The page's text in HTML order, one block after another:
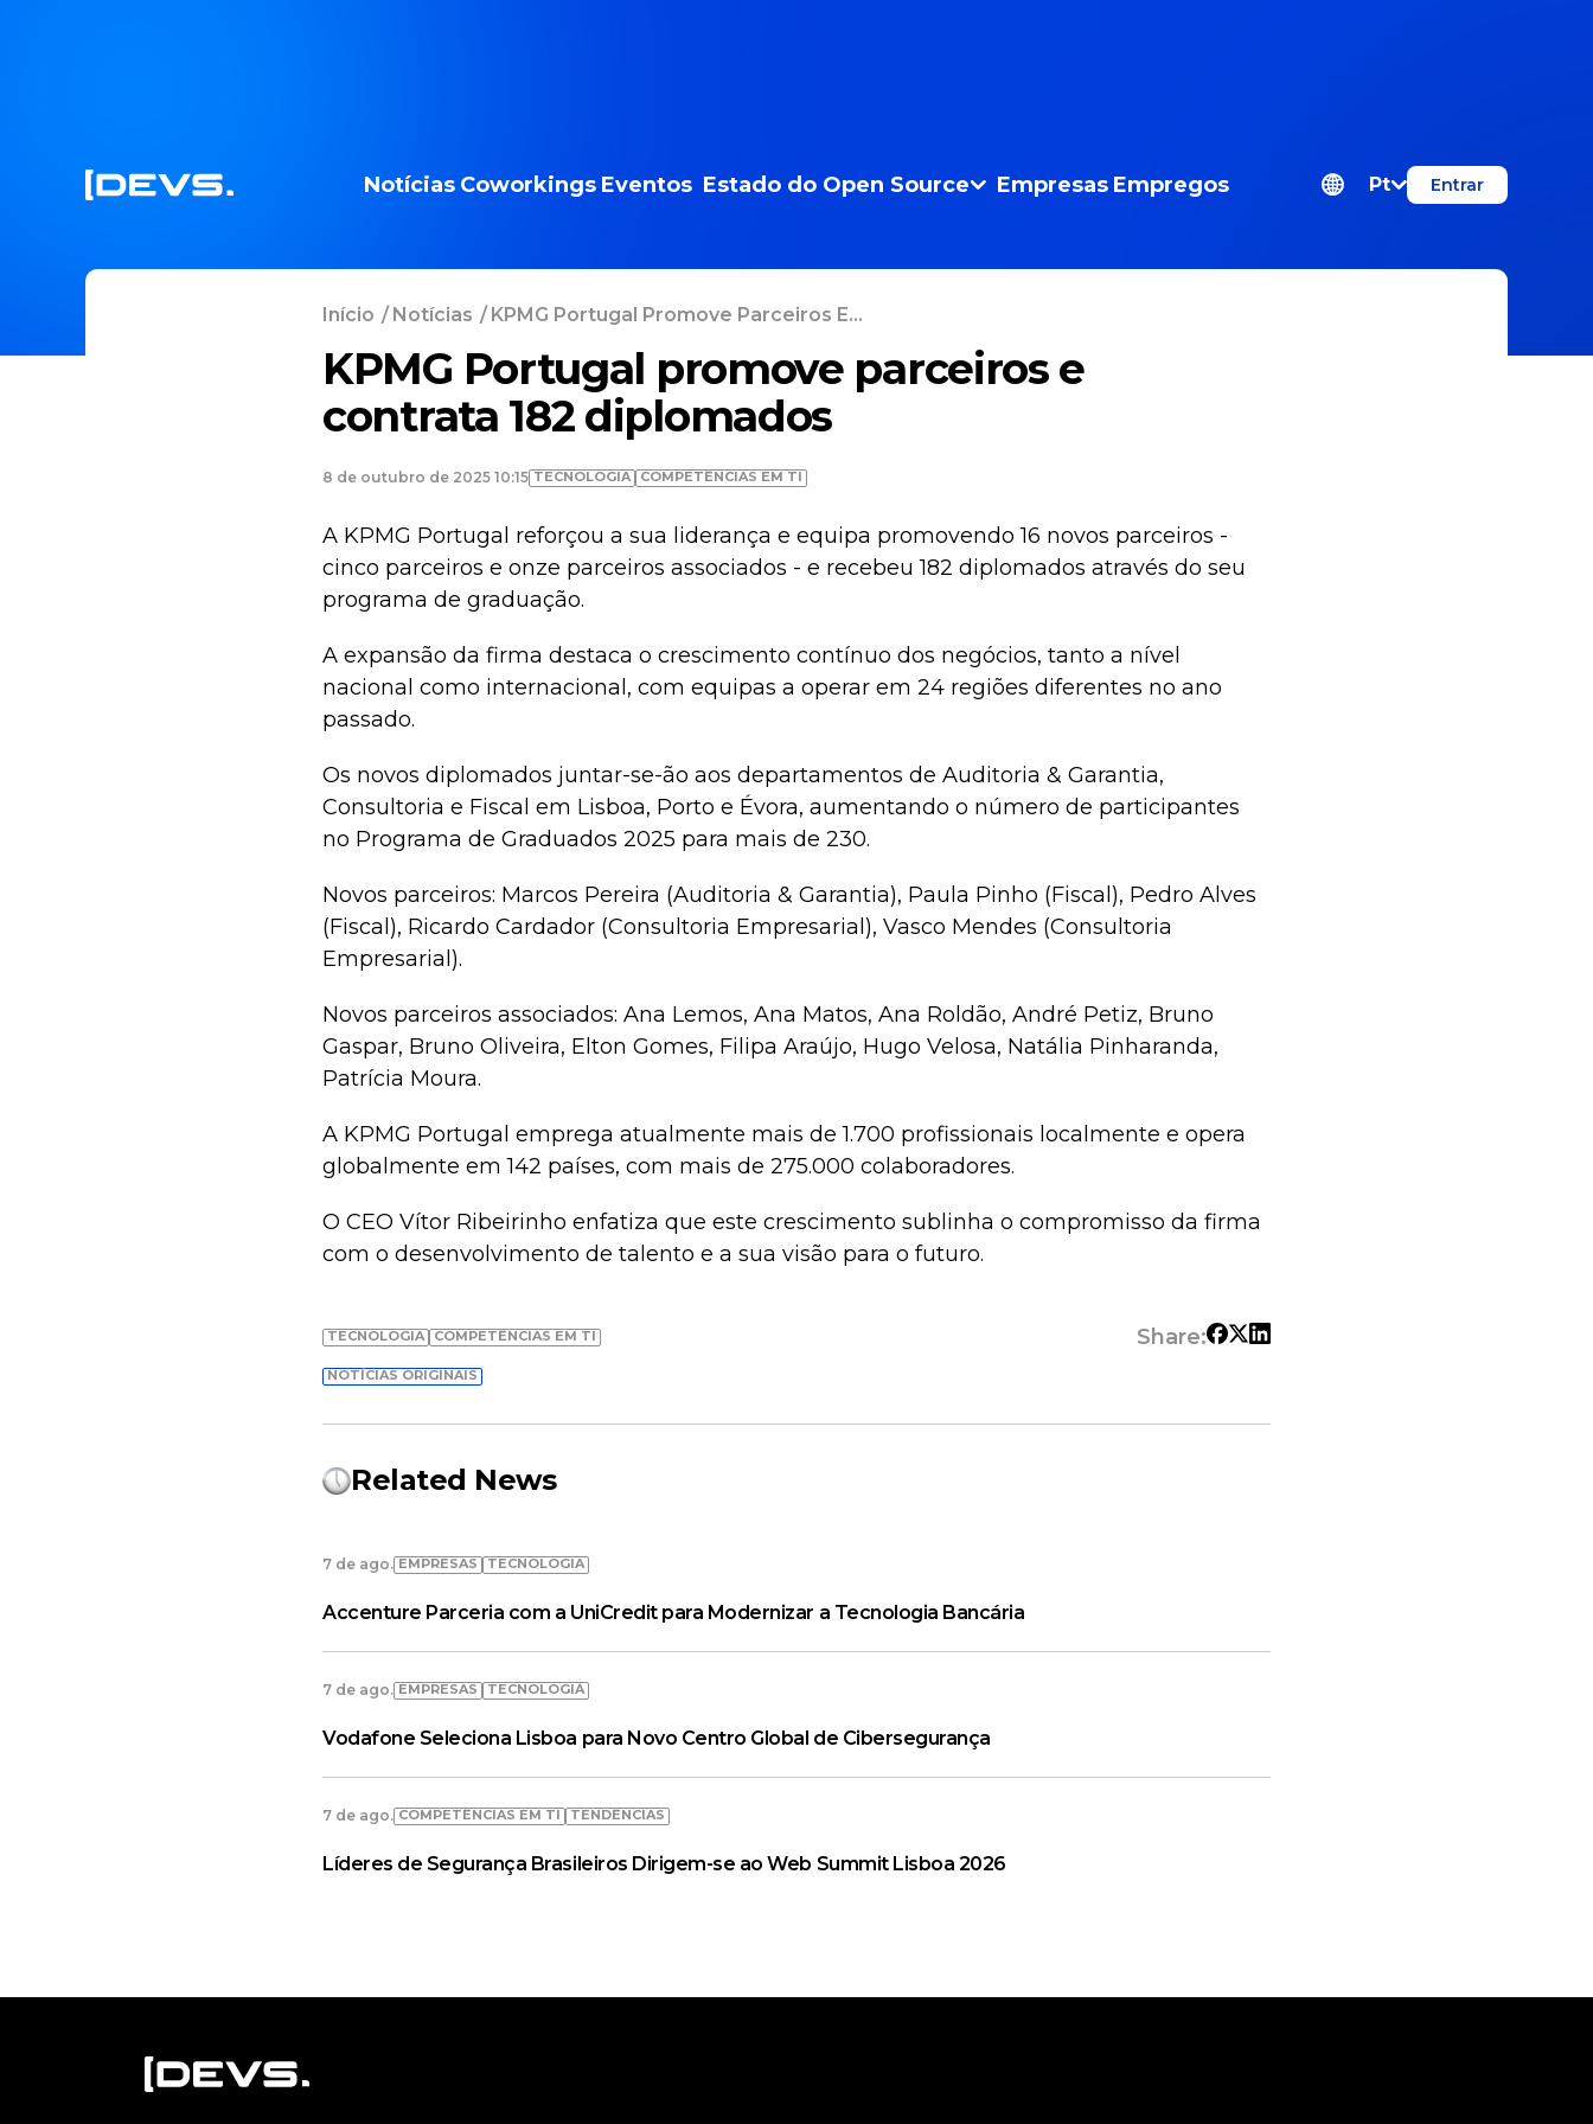
Notícias Coworkings Eventos Estado do Open Source Empresas Empregos Pt Entrar
Início /Notícias / KPMG Portugal Promove Parceiros E...
KPMG Portugal promove parceiros e
contrata 182 diplomados
8 de outubro de 2025 10:15 TECNOLOGIA COMPETÊNCIAS EM TI
A KPMG Portugal reforçou a sua liderança e equipa promovendo 16 novos parceiros -
cinco parceiros e onze parceiros associados - e recebeu 182 diplomados através do seu
programa de graduação.
A expansão da firma destaca o crescimento contínuo dos negócios, tanto a nível
nacional como internacional, com equipas a operar em 24 regiões diferentes no ano
passado.
Os novos diplomados juntar-se-ão aos departamentos de Auditoria & Garantia,
Consultoria e Fiscal em Lisboa, Porto e Évora, aumentando o número de participantes
no Programa de Graduados 2025 para mais de 230.
Novos parceiros: Marcos Pereira (Auditoria & Garantia), Paula Pinho (Fiscal), Pedro Alves
(Fiscal), Ricardo Cardador (Consultoria Empresarial), Vasco Mendes (Consultoria
Empresarial).
Novos parceiros associados: Ana Lemos, Ana Matos, Ana Roldão, André Petiz, Bruno
Gaspar, Bruno Oliveira, Elton Gomes, Filipa Araújo, Hugo Velosa, Natália Pinharanda,
Patrícia Moura.
A KPMG Portugal emprega atualmente mais de 1.700 profissionais localmente e opera
globalmente em 142 países, com mais de 275.000 colaboradores.
O CEO Vítor Ribeirinho enfatiza que este crescimento sublinha o compromisso da firma
com o desenvolvimento de talento e a sua visão para o futuro.
TECNOLOGIA COMPETÊNCIAS EM TI Share:
NOTÍCIAS ORIGINAIS
Related News
7 de ago. EMPRESAS TECNOLOGIA
Accenture Parceria com a UniCredit para Modernizar a Tecnologia Bancária
7 de ago. EMPRESAS TECNOLOGIA
Vodafone Seleciona Lisboa para Novo Centro Global de Cibersegurança
7 de ago. COMPETÊNCIAS EM TI TENDÊNCIAS
Líderes de Segurança Brasileiros Dirigem-se ao Web Summit Lisboa 2026